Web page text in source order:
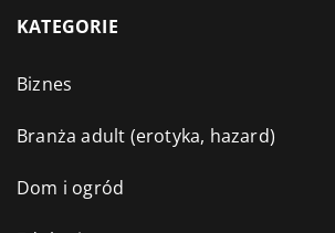
KATEGORIE
Biznes
Branża adult (erotyka, hazard)
Dom i ogród